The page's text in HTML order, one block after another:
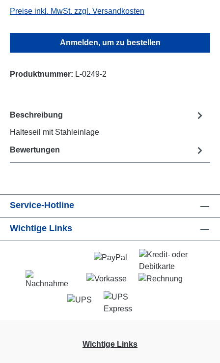
Preise inkl. MwSt. zzgl. Versandkosten
Anmelden, um zu bestellen
Produktnummer: L-0249-2
Beschreibung
Halteseil mit Stahleinlage
Bewertungen
Service-Hotline
Wichtige Links
Wichtige Links